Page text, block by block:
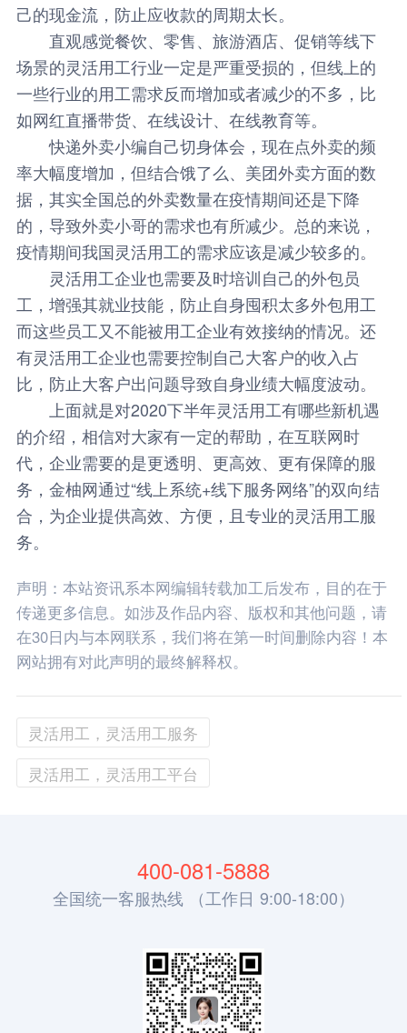
己的现金流，防止应收款的周期太长。
直观感觉餐饮、零售、旅游酒店、促销等线下
场景的灵活用工行业一定是严重受损的，但线上的
一些行业的用工需求反而增加或者减少的不多，比
如网红直播带货、在线设计、在线教育等。
快递外卖小编自己切身体会，现在点外卖的频
率大幅度增加，但结合饿了么、美团外卖方面的数
据，其实全国总的外卖数量在疫情期间还是下降
的，导致外卖小哥的需求也有所减少。总的来说，
疫情期间我国灵活用工的需求应该是减少较多的。
灵活用工企业也需要及时培训自己的外包员
工，增强其就业技能，防止自身囤积太多外包用工
而这些员工又不能被用工企业有效接纳的情况。还
有灵活用工企业也需要控制自己大客户的收入占
比，防止大客户出问题导致自身业绩大幅度波动。
上面就是对2020下半年灵活用工有哪些新机遇
的介绍，相信对大家有一定的帮助，在互联网时
代，企业需要的是更透明、更高效、更有保障的服
务， 金柚网通过“线上系统+线下服务网络”的双向结
合，为企业提供高效、方便，且专业的灵活用工服
务。
声明：本站资讯系本网编辑转载加工后发布，目的在于
传递更多信息。如涉及作品内容、版权和其他问题，请
在30日内与本网联系，我们将在第一时间删除内容！本
网站拥有对此声明的最终解释权。
灵活用工，灵活用工服务
灵活用工，灵活用工平台
400-081-5888
全国统一客服热线 （工作日 9:00-18:00）